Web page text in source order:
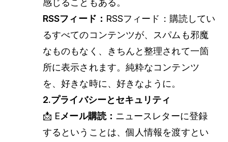
感じることもある。
RSSフィード： RSSフィード：購読してい
るすべてのコンテンツが、スパムも邪魔
なものもなく、きちんと整理されて一箇
所に表示されます。純粋なコンテンツ
を、好きな時に、好きなように。
2.プライバシーとセキュリティ
📩 Eメール購読： ニュースレターに登録
するということは、個人情報を渡すとい